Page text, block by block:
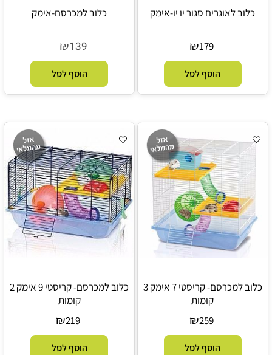
כלוב לאוגרים סגור יו יו-אימק
₪179
הוסף לסל
כלוב למכרסם-אימק
₪139
הוסף לסל
כלוב למכרסם- קריסטי 7 אימק 3
קומות
₪259
הוסף לסל
כלוב למכרסם- קריסטי 9 אימק 2
קומות
₪219
הוסף לסל